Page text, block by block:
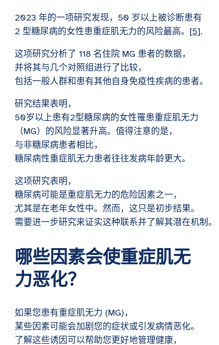
2023 年的一项研究发现，50 岁以上被诊断患有
2 型糖尿病的女性患重症肌无力的风险最高。[5].
这项研究分析了 118 名住院 MG 患者的数据，
并将其与几个对照组进行了比较，
包括一般人群和患有其他自身免疫性疾病的患者。
研究结果表明，
50岁以上患有2型糖尿病的女性罹患重症肌无力
（MG）的风险显著升高。值得注意的是，
与非糖尿病患者相比，
糖尿病性重症肌无力患者往往发病年龄更大。
这项研究表明，
糖尿病可能是重症肌无力的危险因素之一，
尤其是在老年女性中。然而，这只是初步结果。
需要进一步研究来证实这种联系并了解其潜在机制。
哪些因素会使重症肌无
力恶化？
如果您患有重症肌无力 (MG)，
某些因素可能会加剧您的症状或引发病情恶化。
了解这些诱因可以帮助您更好地管理健康，